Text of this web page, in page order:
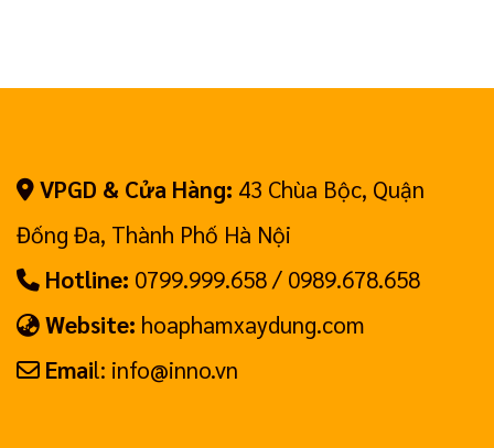
VPGD & Cửa Hàng: 43 Chùa Bộc, Quận
Đống Đa, Thành Phố Hà Nội
Hotline: 0799.999.658 / 0989.678.658
Website: hoaphamxaydung.com
Email: info@inno.vn